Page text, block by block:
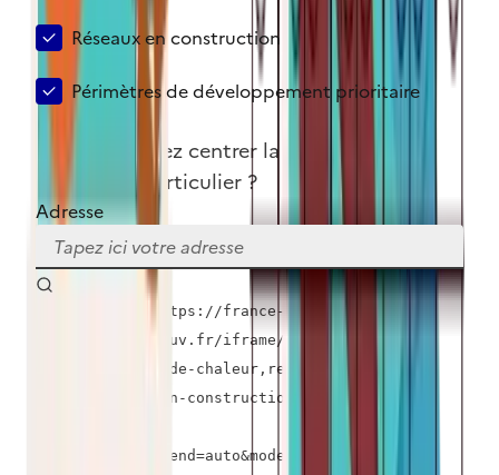
Réseaux en construction
Périmètres de développement prioritaire
Vous souhaitez centrer la carte sur un
endroit en particulier ?
Adresse
<iframe src="https://france-chaleur-
urbaine.beta.gouv.fr/iframe/carte?
layers=reseaux-de-chaleur,reseaux-de-
froid,reseaux-en-construction,perimetres-de-
prioritaire&legend=auto&mode=eligibility"